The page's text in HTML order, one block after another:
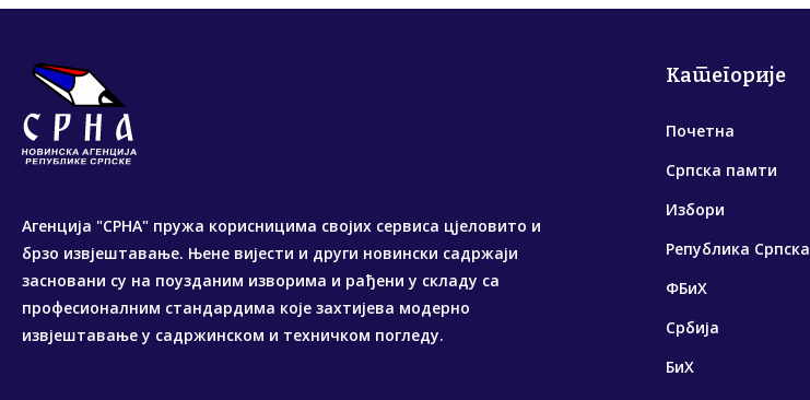
Агенција "СРНА" пружа корисницима својих сервиса цјеловито и
брзо извјештавање. Њене вијести и други новински садржаји
засновани су на поузданим изворима и рађени у складу са
професионалним стандардима које захтијева модерно
извјештавање у садржинском и техничком погледу.
Категорије
Почетна
Српска памти
Избори
Република Српска
ФБиХ
Србија
БиХ